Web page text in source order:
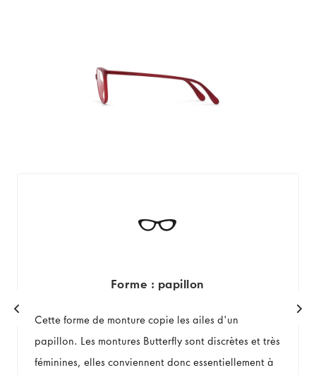
Forme : papillon
Cette forme de monture copie les ailes d'un
papillon. Les montures Butterfly sont discrètes et très
féminines, elles conviennent donc essentiellement à